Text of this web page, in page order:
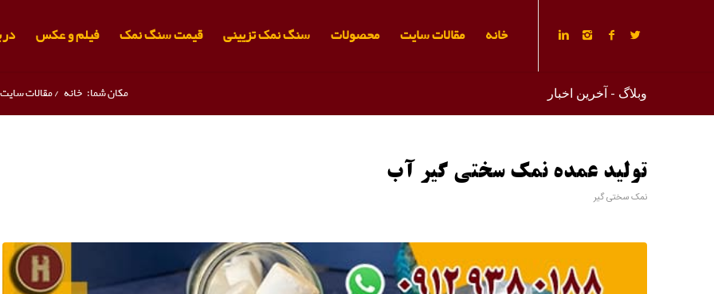
خانه مقالات سایت محصولات سنگ نمک تزیینی قیمت سنگ نمک فیلم و عکس
وبلاگ - آخرین اخبار مکان شما: خانه /مقالات سایت
تولید عمده نمک سختی گیر آب
نمک سختی گیر